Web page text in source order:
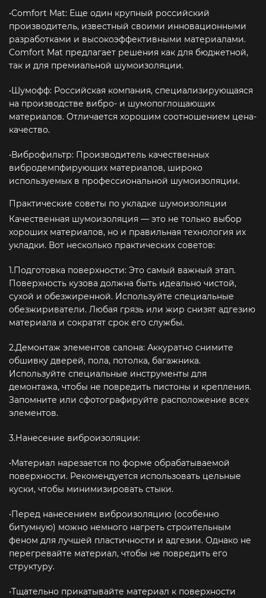
•Comfort Mat: Еще один крупный российский
производитель, известный своими инновационными
разработками и высокоэффективными материалами.
Comfort Mat предлагает решения как для бюджетной,
так и для премиальной шумоизоляции.
•Шумофф: Российская компания, специализирующаяся
на производстве вибро- и шумопоглощающих
материалов. Отличается хорошим соотношением цена-
качество.
•Виброфильтр: Производитель качественных
вибродемпфирующих материалов, широко
используемых в профессиональной шумоизоляции.
Практические советы по укладке шумоизоляции
Качественная шумоизоляция — это не только выбор
хороших материалов, но и правильная технология их
укладки. Вот несколько практических советов:
1.Подготовка поверхности: Это самый важный этап.
Поверхность кузова должна быть идеально чистой,
сухой и обезжиренной. Используйте специальные
обезжириватели. Любая грязь или жир снизят адгезию
материала и сократят срок его службы.
2.Демонтаж элементов салона: Аккуратно снимите
обшивку дверей, пола, потолка, багажника.
Используйте специальные инструменты для
демонтажа, чтобы не повредить пистоны и крепления.
Запомните или сфотографируйте расположение всех
элементов.
3.Нанесение виброизоляции:
•Материал нарезается по форме обрабатываемой
поверхности. Рекомендуется использовать цельные
куски, чтобы минимизировать стыки.
•Перед нанесением виброизоляцию (особенно
битумную) можно немного нагреть строительным
феном для лучшей пластичности и адгезии. Однако не
перегревайте материал, чтобы не повредить его
структуру.
•Тщательно прикатывайте материал к поверхности